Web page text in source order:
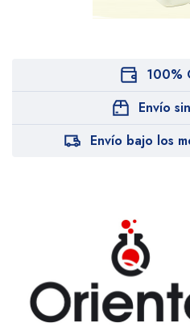
100%
Envío
Envío bajo los